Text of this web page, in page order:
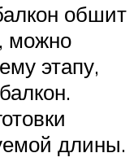
обшит
можно
этапу,
длины.